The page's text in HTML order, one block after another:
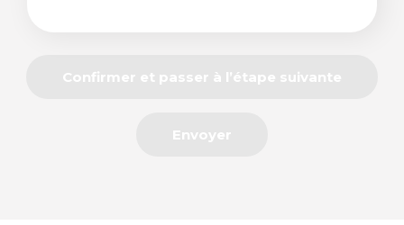
Confirmer et passer à l’étape suivante
Envoyer